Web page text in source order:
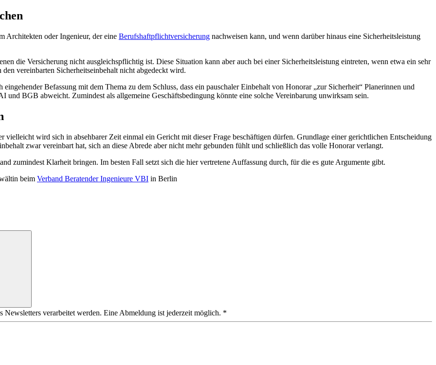
Architekten oder Ingenieur, der eine Berufshaftpflichtversicherung nachweisen kann, und wenn darüber hinaus eine Sicherheitsleistung
die Versicherung nicht ausgleichspflichtig ist. Diese Situation kann aber auch bei einer Sicherheitsleistung eintreten, wenn etwa ein sehr
vereinbarten Sicherheitseinbehalt nicht abgedeckt wird.
Befassung mit dem Thema zu dem Schluss, dass ein pauschaler Einbehalt von Honorar „zur Sicherheit“ Planerinnen und
und BGB abweicht. Zumindest als allgemeine Geschäftsbedingung könnte eine solche Vereinbarung unwirksam sein.
vielleicht wird sich in absehbarer Zeit einmal ein Gericht mit dieser Frage beschäftigen dürfen. Grundlage einer gerichtlichen Entscheidung
zwar vereinbart hat, sich an diese Abrede aber nicht mehr gebunden fühlt und schließlich das volle Honorar verlangt.
zumindest Klarheit bringen. Im besten Fall setzt sich die hier vertretene Auffassung durch, für die es gute Argumente gibt.
beim Verband Beratender Ingenieure VBI in Berlin
Newsletters verarbeitet werden. Eine Abmeldung ist jederzeit möglich. *